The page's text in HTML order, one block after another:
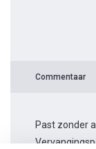
Commentaar
Past zonder